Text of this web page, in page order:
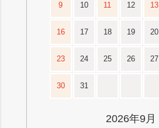
9 10 11 12 13
16 17 18 19 20
23 24 25 26 27
30 31
2026年9月